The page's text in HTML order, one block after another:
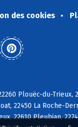
des cookies
Plouëc-du-
22450 La Roche-
22610 Pleubian,